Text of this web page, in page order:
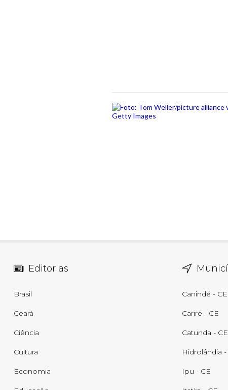
Editorias
Brasil
Ceará
Ciência
Cultura
Economia
Canindé - CE
Cariré - CE
Catunda - CE
Hidrolândia -
Ipu - CE